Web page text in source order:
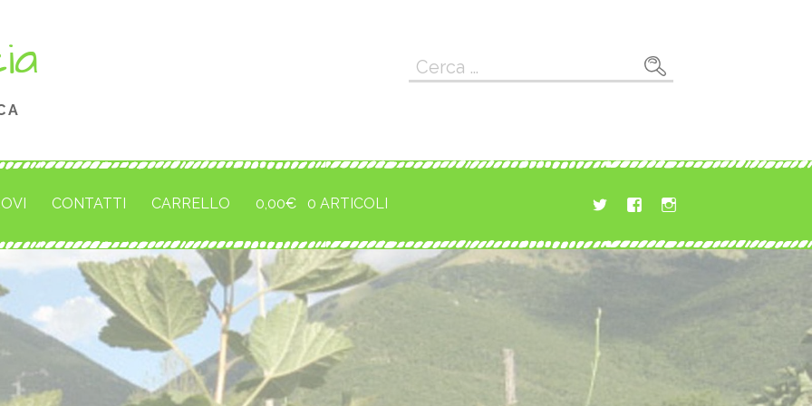
Ricerca
CONTATTI CARRELLO 0,00€ 0 ARTICOLI